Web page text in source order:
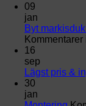
09
jan
Byt
16
sep
Lägst pris &
30
jan